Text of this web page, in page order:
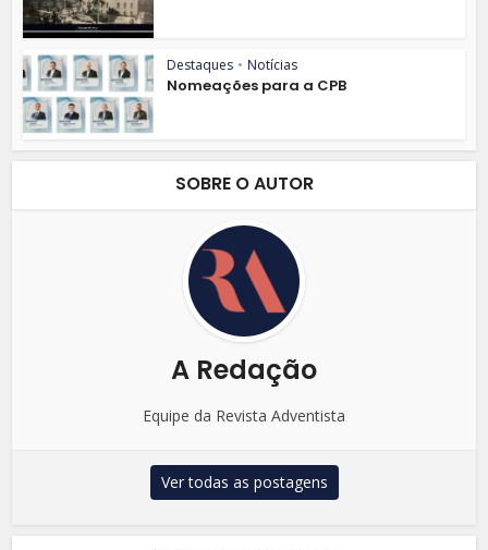
Destaques • Notícias
Nomeações para a CPB
SOBRE O AUTOR
A Redação
Equipe da Revista Adventista
Ver todas as postagens